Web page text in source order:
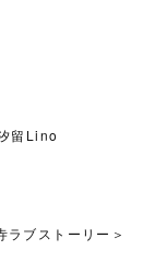
留Lino
ブストーリー＞